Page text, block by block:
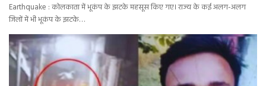
Earthquake : कोलकाता में भूकंप के झटके महसूस किए गए। राज्य के कई अलग-अलग
जिलों में भी भूकंप के झटके…